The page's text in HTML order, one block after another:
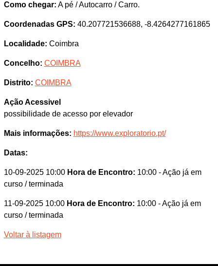
Como chegar: A pé / Autocarro / Carro.
Coordenadas GPS: 40.207721536688, -8.4264277161865
Localidade: Coimbra
Concelho: COIMBRA
Distrito: COIMBRA
Ação Acessivel
possibilidade de acesso por elevador
Mais informações: https://www.exploratorio.pt/
Datas:
10-09-2025 10:00 Hora de Encontro: 10:00 - Ação já em
curso / terminada
11-09-2025 10:00 Hora de Encontro: 10:00 - Ação já em
curso / terminada
Voltar à listagem